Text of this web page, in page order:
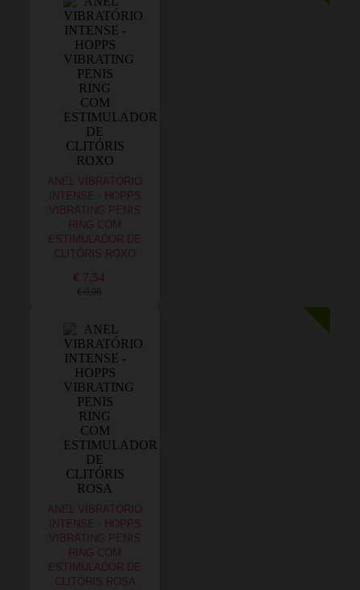
ANEL VIBRATÓRIO
INTENSE - HOPPS
VIBRATING PENIS
RING COM
ESTIMULADOR DE
CLITÓRIS ROXO
€ 7,54
€ 9,08
ANEL VIBRATÓRIO
INTENSE - HOPPS
VIBRATING PENIS
RING COM
ESTIMULADOR DE
CLITÓRIS ROSA